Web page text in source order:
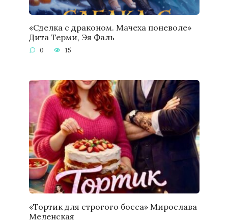
«Сделка с драконом. Мачеха поневоле»
Дита Терми, Эя Фаль
0 15
«Тортик для строгого босса» Мирослава
Меленская